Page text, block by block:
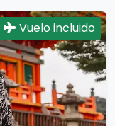
Vuelo incluido